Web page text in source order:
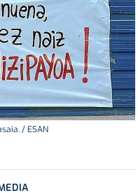
/ ESAN